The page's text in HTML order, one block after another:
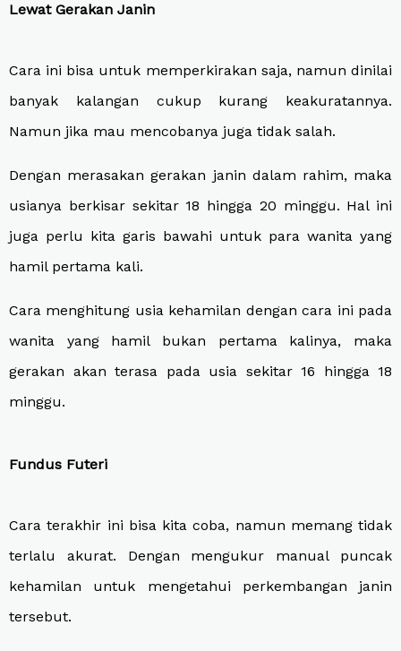
Lewat Gerakan Janin
Cara ini bisa untuk memperkirakan saja, namun dinilai
banyak kalangan cukup kurang keakuratannya.
Namun jika mau mencobanya juga tidak salah.
Dengan merasakan gerakan janin dalam rahim,maka
usianya berkisar sekitar 18 hingga 20 minggu. Hal ini
juga perlu kita garis bawahi untuk para wanita yang
hamil pertama kali.
Cara menghitung usia kehamilan dengan cara ini pada
wanita yang hamil bukan pertama kalinya, maka
gerakan akan terasa pada usia sekitar 16 hingga 18
minggu.
Fundus Futeri
Cara terakhir ini bisa kita coba, namun memang tidak
terlalu akurat. Dengan mengukur manual puncak
kehamilan untuk mengetahui perkembangan janin
tersebut.